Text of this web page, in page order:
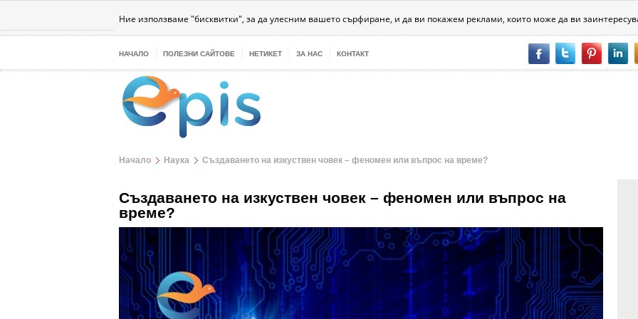
Ние използваме "бисквитки", за да улесним вашето сърфиране, и да ви покажем реклами, които може да ви
НАЧАЛО ПОЛЕЗНИ САЙТОВЕ НЕТИКЕТ ЗА НАС КОНТАКТ
Бизнес Интернет Здраве Психология
Начало Наука Създаването на изкуствен човек – феномен или въпрос на време?
Създаването на изкуствен човек – феномен или въпрос на
време?